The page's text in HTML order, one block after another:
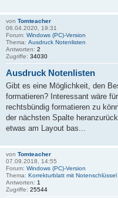
von Tomteacher
06.04.2020, 19:31
Forum: Windows (PC)-Version
Thema: Ausdruck Notenlisten
Antworten: 2
Zugriffe: 34030
Ausdruck Notenlisten
Gibt es eine Möglichkeit, den
formatieren? Interessant wäre
rechtsbündig formatieren zu
der nächsten Spalte
etwas am Layout bas...
von Tomteacher
07.09.2018, 14:55
Forum: Windows (PC)-Version
Thema: Korrekturblatt mit Notenschlüssel
Antworten: 1
Zugriffe: 25544